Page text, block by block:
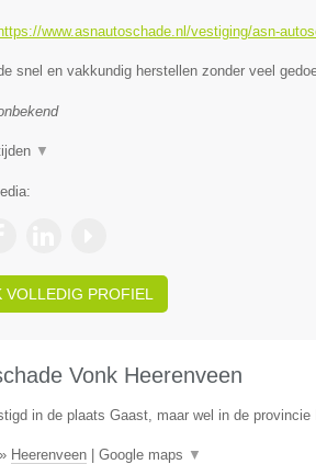
https://www.asnautoschade.nl/vestiging/asn-
snel en vakkundig herstellen zonder veel
▼
VOLLEDIG PROFIEL
Vonk Heerenveen
in de plaats Gaast, maar wel in de provincie
» Heerenveen| Google maps ▼